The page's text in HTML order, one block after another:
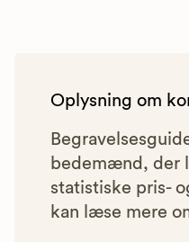
Oplysning om
bedemænd, der
statistiske pris-
kan læse mere